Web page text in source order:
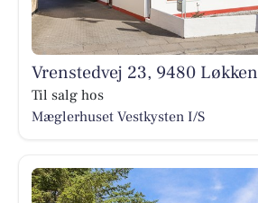
Vrenstedvej 23, 9480 Løkken
Til salg hos
Mæglerhuset Vestkysten I/S